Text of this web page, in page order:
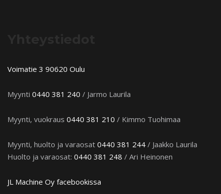
Voimatie 3 90620 Oulu
Myynti 0440 381 240 / Jarmo Laurila
Myynti, vuokraus 0440 381 210 / Kimmo Tuohimaa
Myynti, huolto ja varaosat 0440 381 244 / Jaakko Laurila
Huolto ja varaosat: 0440 381 248 / Ari Heinonen
JL Machine Oy facebookissa